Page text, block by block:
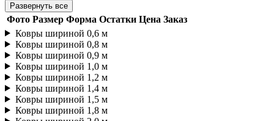
Развернуть все
Фото Размер Форма Остатки Цена Заказ
Ковры шириной 0,6 м
Ковры шириной 0,8 м
Ковры шириной 0,9 м
Ковры шириной 1,0 м
Ковры шириной 1,2 м
Ковры шириной 1,4 м
Ковры шириной 1,5 м
Ковры шириной 1,8 м